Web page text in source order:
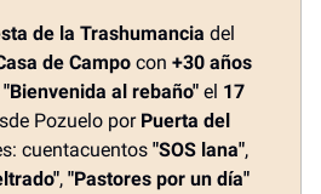
de la Trashumancia del
de Campo con +30 años
"Bienvenida al rebaño" el 17
Pozuelo por Puerta del
cuentacuentos "SOS lana",
, "Pastores por un día"